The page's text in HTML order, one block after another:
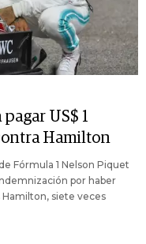
US$ 1
Hamilton
Fórmula 1 Nelson Piquet
por haber
siete veces